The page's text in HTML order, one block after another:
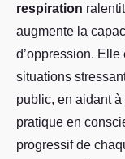
respiration
augmente la
d’oppression.
situations
public, en aidant
pratique en
progressif de